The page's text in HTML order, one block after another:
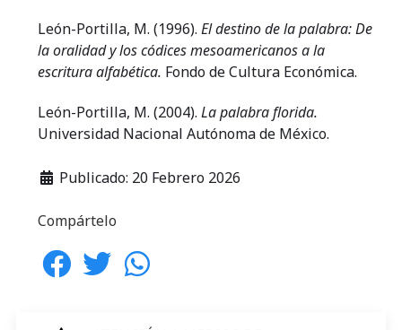
León-Portilla, M. (1996). El destino de la palabra: De
la oralidad y los códices mesoamericanos a la
escritura alfabética. Fondo de Cultura Económica.
León-Portilla, M. (2004). La palabra florida.
Universidad Nacional Autónoma de México.
Publicado: 20 Febrero 2026
Compártelo